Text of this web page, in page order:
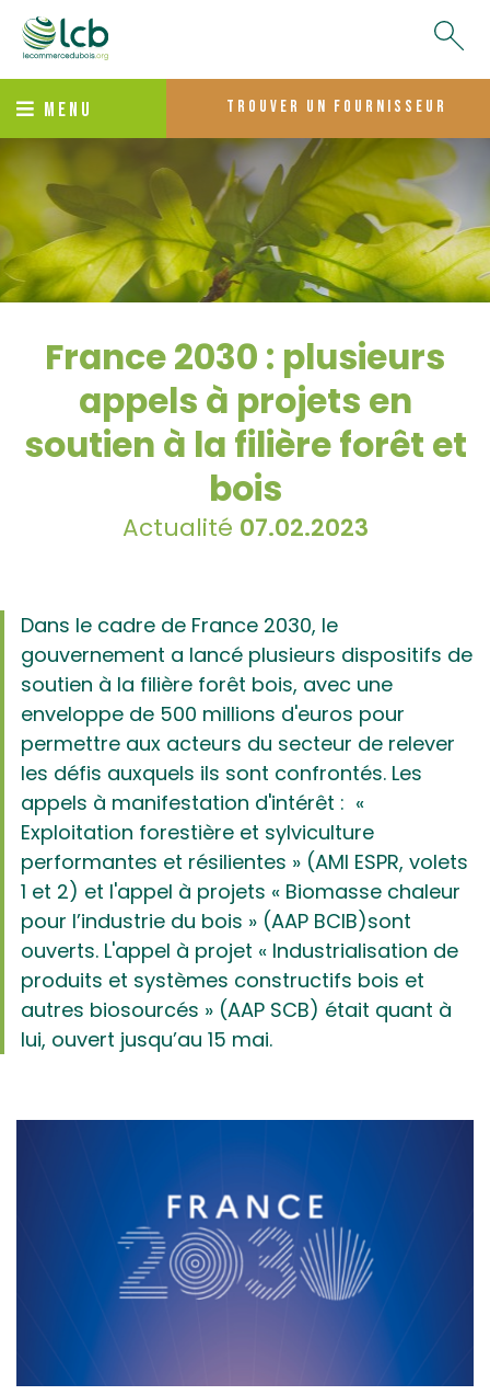
MENU trouver un fournisseur
France 2030 : plusieurs
appels à projets en
soutien à la filière forêt et
bois
Actualité 07.02.2023
Dans le cadre de France 2030, le
gouvernement a lancé plusieurs dispositifs de
soutien à la filière forêt bois, avec une
enveloppe de 500 millions d'euros pour
permettre aux acteurs du secteur de relever
les défis auxquels ils sont confrontés. Les
appels à manifestation d'intérêt : «
Exploitation forestière et sylviculture
performantes et résilientes » (AMI ESPR, volets
1 et 2) et l'appel à projets « Biomasse chaleur
pour l’industrie du bois » (AAP BCIB)sont
ouverts. L'appel à projet « Industrialisation de
produits et systèmes constructifs bois et
autres biosourcés » (AAP SCB) était quant à
lui, ouvert jusqu’au 15 mai.